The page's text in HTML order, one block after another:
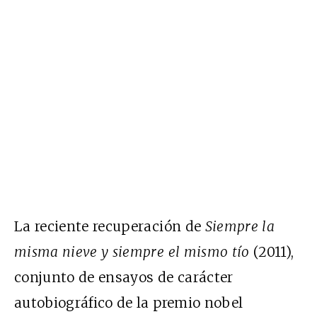
La reciente recuperación de Siempre la
misma nieve y siempre el mismo tío (2011),
conjunto de ensayos de carácter
autobiográfico de la premio nobel